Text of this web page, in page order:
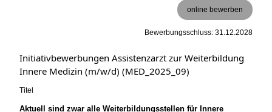
online bewerben
Bewerbungsschluss: 31.12.2028
Initiativbewerbungen Assistenzarzt zur Weiterbildung
Innere Medizin (m/w/d) (MED_2025_09)
Titel
Aktuell sind zwar alle Weiterbildungsstellen für Innere